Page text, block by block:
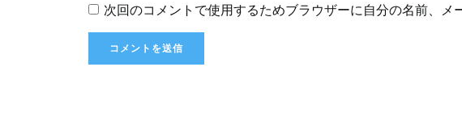
次回のコメントで使用するためブラウザーに自分の名前、メ